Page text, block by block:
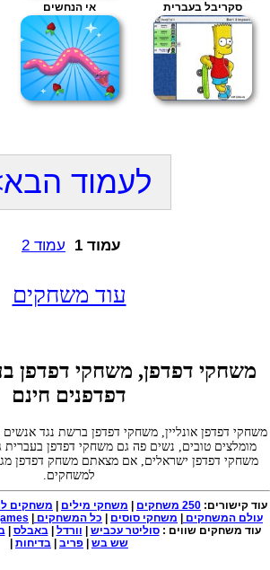
סקריבל בעברית אי הנחשים
לעמוד
עמוד 1 עמוד 2
עוד משחקים
משחקי דפדפן, משחקי דפדפן
דפדפנים חינם
משחקי דפדפן אונליין, משחקי דפדפן ברשת נגד
מומלצים טובים, נשים פה גם משחקי דפדפן
משחקי דפדפן ישראלים, אם מצאתם משחק דפדפן
למשחקים.
עוד קישורים: 250 משחקים | משחקי מילים| משחקים
עולם המשחקים | משחקי סוסים| כל המשחקים |
עוד משחקים שווים : סוליטר עכביש| וורדל| באבלס|
שש בש| פריב| בדיחות|